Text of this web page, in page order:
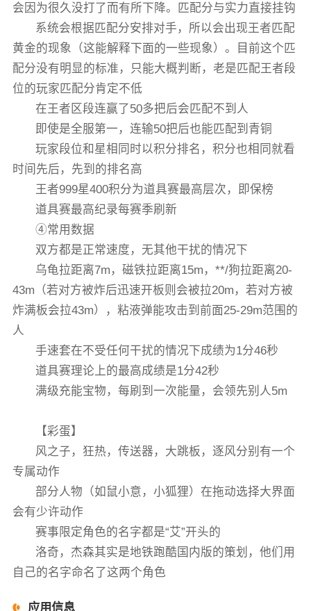
会因为很久没打了而有所下降。匹配分与实力直接挂钩
系统会根据匹配分安排对手，所以会出现王者匹配
黄金的现象（这能解释下面的一些现象）。目前这个匹
配分没有明显的标准，只能大概判断，老是匹配王者段
位的玩家匹配分肯定不低
在王者区段连赢了50多把后会匹配不到人
即使是全服第一，连输50把后也能匹配到青铜
玩家段位和星相同时以积分排名，积分也相同就看
时间先后，先到的排名高
王者999星400积分为道具赛最高层次，即保榜
道具赛最高纪录每赛季刷新
④常用数据
双方都是正常速度，无其他干扰的情况下
乌龟拉距离7m，磁铁拉距离15m，**/狗拉距离20-
43m（若对方被炸后迅速开板则会被拉20m，若对方被
炸满板会拉43m），粘液弹能攻击到前面25-29m范围的
人
手速套在不受任何干扰的情况下成绩为1分46秒
道具赛理论上的最高成绩是1分42秒
满级充能宝物，每刷到一次能量，会领先别人5m
【彩蛋】
风之子，狂热，传送器，大跳板，逐风分别有一个
专属动作
部分人物（如鼠小意，小狐狸）在拖动选择大界面
会有少许动作
赛事限定角色的名字都是“艾”开头的
洛奇，杰森其实是地铁跑酷国内版的策划，他们用
自己的名字命名了这两个角色
应用信息